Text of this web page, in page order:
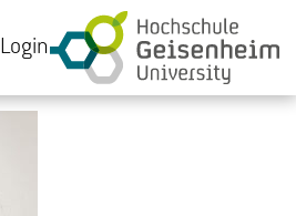
Login